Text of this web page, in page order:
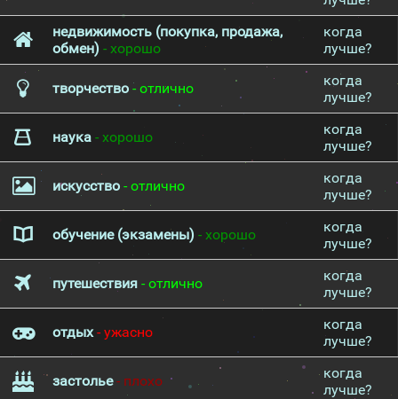
недвижимость (покупка, продажа,
обмен) - хорошо
когда
лучше?
творчество - отлично
когда
лучше?
наука - хорошо
когда
лучше?
искусство - отлично
когда
лучше?
обучение (экзамены) - хорошо
когда
лучше?
путешествия - отлично
когда
лучше?
отдых- ужасно
когда
лучше?
застолье- плохо
когда
лучше?